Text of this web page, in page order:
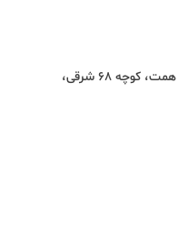
تهران، شیراز جنوبی، پایین‌تر از اتوبان همت، کوچه 68 شرقی،